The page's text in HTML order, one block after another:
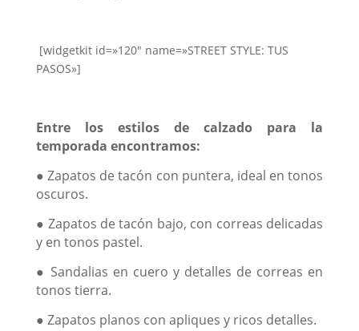
[widgetkit id=»120″ name=»STREET STYLE: TUS
PASOS»]
Entre los estilos de calzado para la
temporada encontramos:
● Zapatos de tacón con puntera, ideal en tonos
oscuros.
● Zapatos de tacón bajo, con correas delicadas
y en tonos pastel.
● Sandalias en cuero y detalles de correas en
tonos tierra.
● Zapatos planos con apliques y ricos detalles.